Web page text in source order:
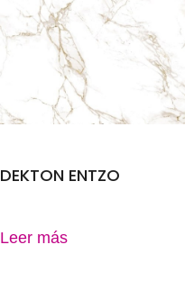
DEKTON ENTZO
Leer más